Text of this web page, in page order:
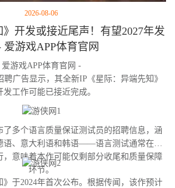
2026-08-06
》开发或接近尾声！有望2027年发
爱游戏APP体育官网
爱游戏APP体育官网 -
告显示，其全新IP《星际：异端先知》
发工作可能已接近完成。
多个语言质量保证测试员的招聘信息，涵
语、意大利语和韩语——语言测试通常在游
，意味着本作可能仅剩部分收尾和质量保障
环节。
2024年首次公布。根据传闻，该作预计